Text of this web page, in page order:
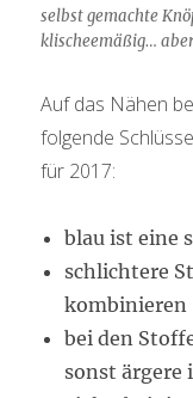
selbst gemachte
klischeemäßig…
Auf das Nähen
folgende
für 2017:
blau ist eine
schlichtere
kombinieren
bei den
sonst ärgere